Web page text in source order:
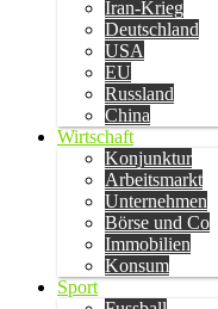
Iran-Krieg
Deutschland
USA
EU
Russland
China
Wirtschaft
Konjunktur
Arbeitsmarkt
Unternehmen
Börse und Co
Immobilien
Konsum
Sport